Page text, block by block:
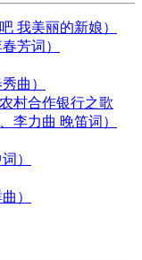
我美丽的新娘）
芳词）
曲）
村合作银行之歌
李力曲 晚笛词）
）
）